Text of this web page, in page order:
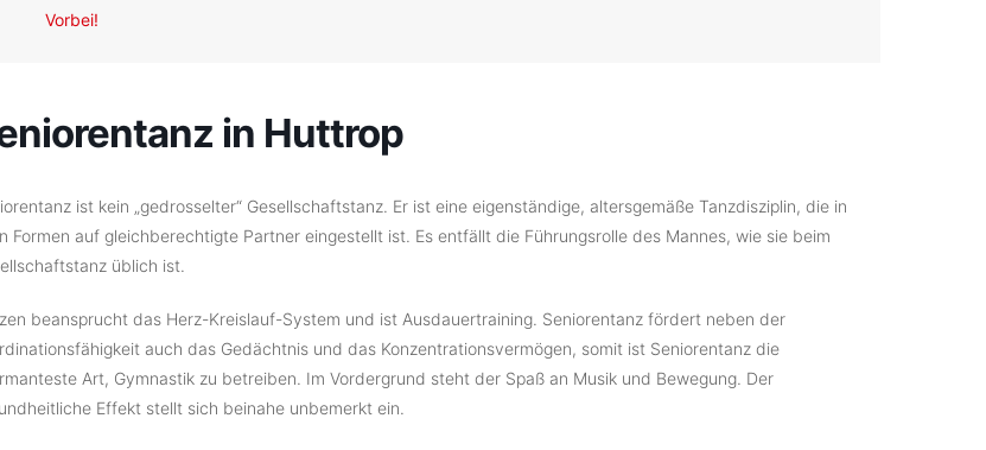
Vorbei!
in Huttrop
ist kein „gedrosselter“ Gesellschaftstanz. Er ist eine eigenständige, altersgemäße Tanzdisziplin, die in
Formen auf gleichberechtigte Partner eingestellt ist. Es entfällt die Führungsrolle des Mannes, wie sie beim
üblich ist.
beansprucht das Herz-Kreislauf-System und ist Ausdauertraining. Seniorentanz fördert neben der
auch das Gedächtnis und das Konzentrationsvermögen, somit ist Seniorentanz die
Art, Gymnastik zu betreiben. Im Vordergrund steht der Spaß an Musik und Bewegung. Der
Effekt stellt sich beinahe unbemerkt ein.